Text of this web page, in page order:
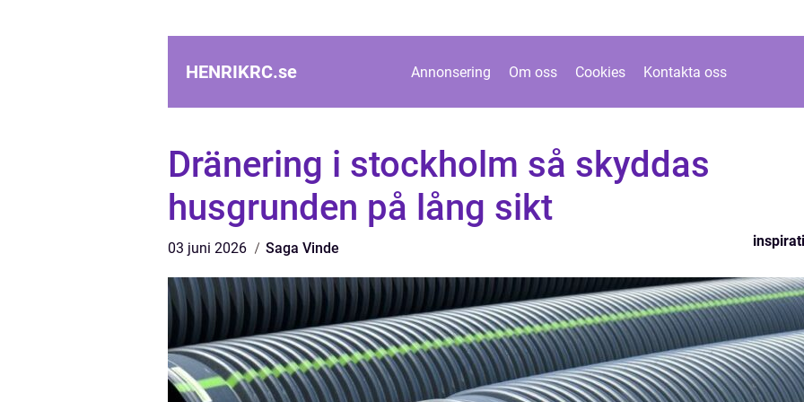
HENRIKRC.se Annonsering Om oss Cookies Kontakta oss
Dränering i stockholm så skyddas
husgrunden på lång sikt
03 juni 2026 Saga Vinde